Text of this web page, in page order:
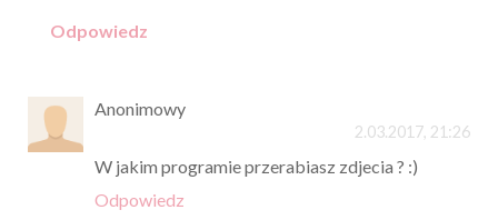
Odpowiedz
Anonimowy
2.03.2017, 21:26
W jakim programie przerabiasz zdjecia ? :)
Odpowiedz